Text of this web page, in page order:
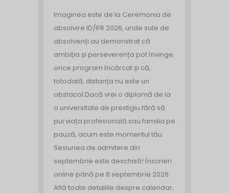
Imaginea este de la Ceremonia de
absolvire ID/IFR 2026, unde sute de
absolvenți au demonstrat că
ambiția și perseverența pot învinge
orice program încărcat și că,
totodată, distanța nu este un
obstacol.Dacă vrei o diplomă de la
o universitate de prestigiu fără să
pui viața profesională sau familia pe
pauză, acum este momentul tău.
Sesiunea de admitere din
septembrie este deschisă! Înscrieri
online până pe 8 septembrie 2026.
Află toate detaliile despre calendar,